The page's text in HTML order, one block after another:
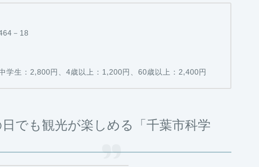
－18
学生：2,800円、4歳以上：1,200円、60歳以上：2,400円
でも観光が楽しめる「千葉市科学